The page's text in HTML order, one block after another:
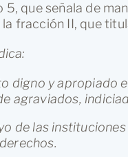
5, que señala de
fracción II, que
digno y apropiado
agraviados,
de las